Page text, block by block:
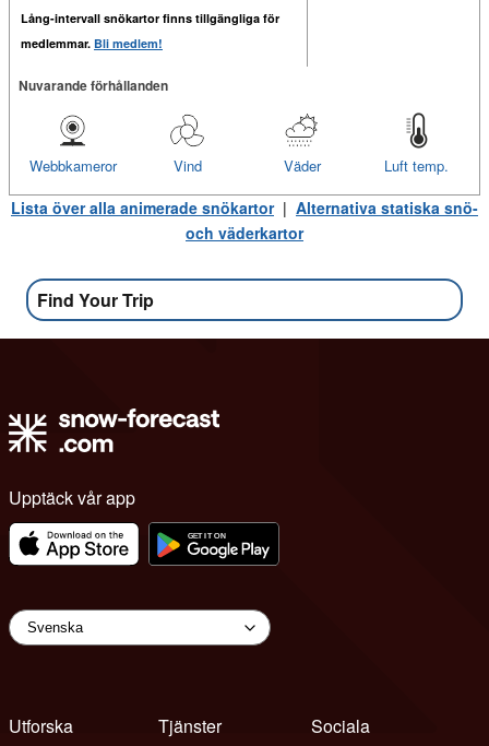
Lång-intervall snökartor finns tillgängliga för
medlemmar. Bli medlem!
Nuvarande förhållanden
Luft temp.
Väder
Vind
Webbkameror
Lista över alla animerade snökartor| Alternativa statiska snö-
och väderkartor
Find Your Trip
Upptäck vår app
Utforska
Tjänster
Sociala